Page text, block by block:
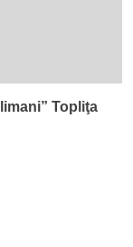
Topliţa